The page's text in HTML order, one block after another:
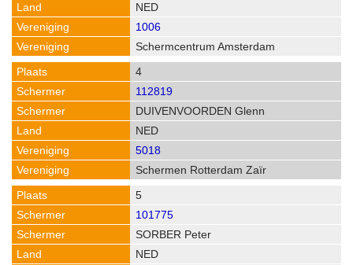
NED
1006
Schermcentrum Amsterdam
4
112819
DUIVENVOORDEN Glenn
NED
5018
Schermen Rotterdam Zaïr
5
101775
SORBER Peter
NED